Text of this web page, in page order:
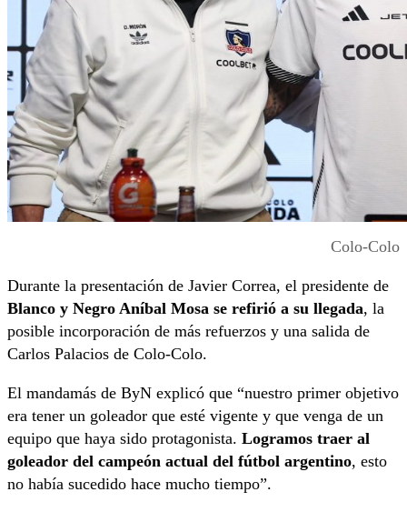
Colo-Colo
Durante la presentación de Javier Correa, el presidente de
Blanco y Negro Aníbal Mosa se refirió a su llegada, la
posible incorporación de más refuerzos y una salida de
Carlos Palacios de Colo-Colo.
El mandamás de ByN explicó que “nuestro primer objetivo
era tener un goleador que esté vigente y que venga de un
equipo que haya sido protagonista. Logramos traer al
goleador del campeón actual del fútbol argentino, esto
no había sucedido hace mucho tiempo”.